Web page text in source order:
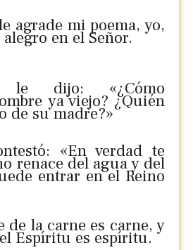
agrade mi poema, yo,
en el Señor.
le dijo: «¿Cómo
ya viejo? ¿Quién
de su madre?»
«En verdad te
renace del agua y del
entrar en el Reino
de la carne es carne, y
Espíritu es espíritu.